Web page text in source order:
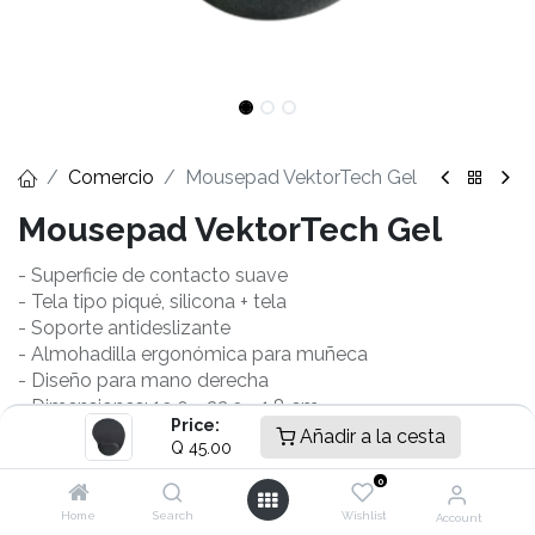
Price:
Q 45.00 Añadir a la cesta
Home Search
0
Wishlist Account
Comercio Mousepad VektorTech Gel
Mousepad VektorTech Gel
- Superficie de contacto suave
- Tela tipo piqué, silicona + tela
- Soporte antideslizante
- Almohadilla ergonómica para muñeca
- Diseño para mano derecha
- Dimensiones: 19.0 × 22.9 × 1.8 cm
Garantía : 12Meses
45.00